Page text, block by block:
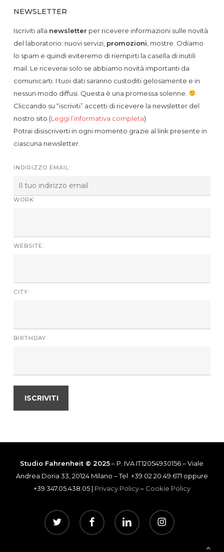
NEWSLETTER
Iscriviti alla newsletter per ricevere informazioni sulle novità
del laboratorio: nuovi servizi, promozioni , mostre. Odiamo
lo spam e quindi eviteremo di riempirti la casella di inutili
mail. Le riceverai solo se abbiamo novità importanti da
comunicarti. I tuoi dati saranno custoditi gelosamente e in
nessun modo diffusi. Questa è una promessa solenne.
Cliccando su “iscriviti” accetti di ricevere la newsletter del
nostro sito (Leggi l’informativa completa)
Potrai disiscriverti in ogni momento grazie al link presente in
ciascuna newsletter.
INDIRIZZO EMAIL:
WORK:
WEBSITE:
CITY:
BIRTHDAY:
Studio Fahrenheit © 2025– P. IVA IT12054930156 – Viale
Andrea Doria 33, 20124 Milano – Tel. +39 02.20.49.671 oppure
+39 347.05.438.05 | Privacy Policy– Cookie Policy
twitter facebook linkedin instagram